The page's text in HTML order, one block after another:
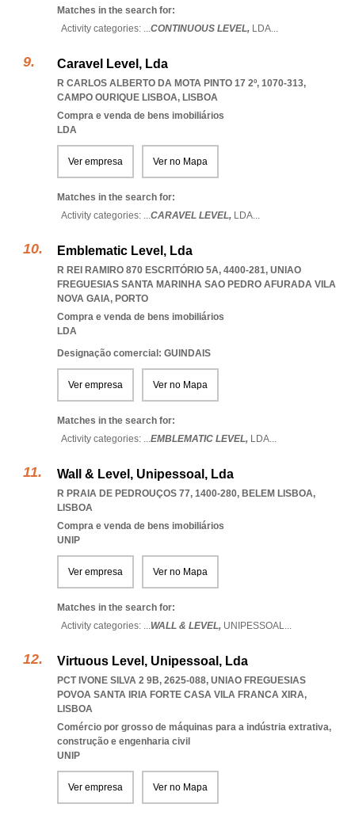
Matches in the search for:
Activity categories: ...CONTINUOUS LEVEL, LDA...
Caravel Level, Lda
R CARLOS ALBERTO DA MOTA PINTO 17 2º, 1070-313,
CAMPO OURIQUE LISBOA, LISBOA
Compra e venda de bens imobiliários
LDA
Ver empresa Ver no Mapa
Matches in the search for:
Activity categories: ...CARAVEL LEVEL, LDA...
Emblematic Level, Lda
R REI RAMIRO 870 ESCRITÓRIO 5A, 4400-281, UNIAO
FREGUESIAS SANTA MARINHA SAO PEDRO AFURADA VILA
NOVA GAIA, PORTO
Compra e venda de bens imobiliários
LDA
Designação comercial: GUINDAIS
Ver empresa Ver no Mapa
Matches in the search for:
Activity categories: ...EMBLEMATIC LEVEL, LDA...
Wall & Level, Unipessoal, Lda
R PRAIA DE PEDROUÇOS 77, 1400-280, BELEM LISBOA,
LISBOA
Compra e venda de bens imobiliários
UNIP
Ver empresa Ver no Mapa
Matches in the search for:
Activity categories: ...WALL & LEVEL, UNIPESSOAL...
Virtuous Level, Unipessoal, Lda
PCT IVONE SILVA 2 9B, 2625-088, UNIAO FREGUESIAS
POVOA SANTA IRIA FORTE CASA VILA FRANCA XIRA,
LISBOA
Comércio por grosso de máquinas para a indústria extrativa,
construção e engenharia civil
UNIP
Ver empresa Ver no Mapa